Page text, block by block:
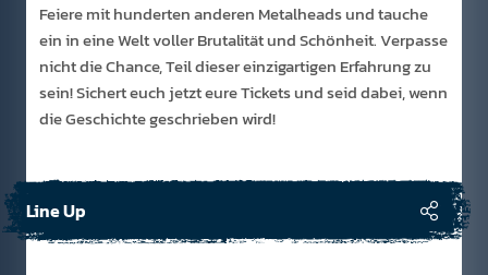
Feiere mit hunderten anderen Metalheads und tauche
ein in eine Welt voller Brutalität und Schönheit. Verpasse
nicht die Chance, Teil dieser einzigartigen Erfahrung zu
sein! Sichert euch jetzt eure Tickets und seid dabei, wenn
die Geschichte geschrieben wird!
Line Up